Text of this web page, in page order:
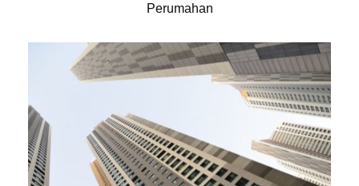
Perumahan